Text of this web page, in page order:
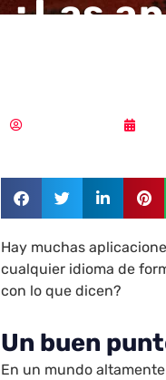
¿Las
Hay muchas
cualquier idioma de
con lo que dicen?
Un buen
En un mundo